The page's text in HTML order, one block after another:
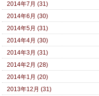
2014年7月 (31)
2014年6月 (30)
2014年5月 (31)
2014年4月 (30)
2014年3月 (31)
2014年2月 (28)
2014年1月 (20)
2013年12月 (31)